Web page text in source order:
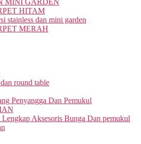
HITAM
stainless dan mini garden
MERAH
round table
Penyangga Dan Pemukul
Aksesoris Bunga Dan pemukul